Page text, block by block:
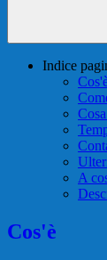
Indice
A
Cos'è